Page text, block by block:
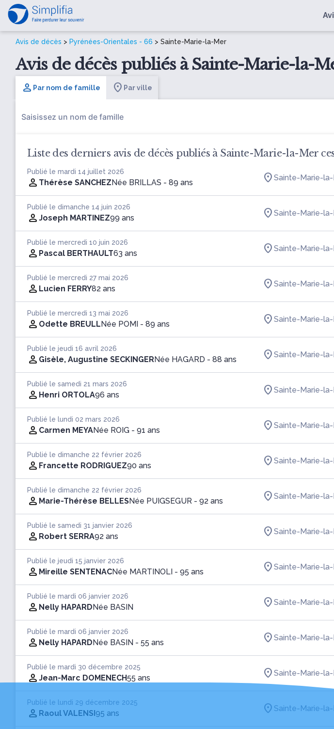
Avis de décès > Pyrénées-Orientales - 66 > Sainte-Marie-la-Mer
Avis de décès publiés à Sainte-Marie-la-
Par nom de famille Par ville
Liste des derniers avis de décès publiés à Sainte-Marie-la-Mer
Publié le mardi 14 juillet 2026
Thérèse SANCHEZNée BRILLAS - 89 ans
Sainte-Marie-
Publié le dimanche 14 juin 2026
Joseph MARTINEZ99 ans
Sainte-Marie-
Publié le mercredi 10 juin 2026
Pascal BERTHAULT63 ans
Sainte-Marie-
Publié le mercredi 27 mai 2026
Lucien FERRY82 ans
Sainte-Marie-
Publié le mercredi 13 mai 2026
Odette BREULLNée POMI - 89 ans
Sainte-Marie-
Publié le jeudi 16 avril 2026
Gisèle, Augustine SECKINGERNée HAGARD - 88 ans
Sainte-Marie-
Publié le samedi 21 mars 2026
Henri ORTOLA96 ans
Sainte-Marie-
Publié le lundi 02 mars 2026
Carmen MEYANée ROIG - 91 ans
Sainte-Marie-
Publié le dimanche 22 février 2026
Francette RODRIGUEZ90 ans
Sainte-Marie-
Publié le dimanche 22 février 2026
Marie-Thérèse BELLESNée PUIGSEGUR - 92 ans
Sainte-Marie-
Publié le samedi 31 janvier 2026
Robert SERRA92 ans
Sainte-Marie-
Publié le jeudi 15 janvier 2026
Mireille SENTENACNée MARTINOLI - 95 ans
Sainte-Marie-
Publié le mardi 06 janvier 2026
Nelly HAPARDNée BASIN
Sainte-Marie-
Publié le mardi 06 janvier 2026
Nelly HAPARDNée BASIN - 55 ans
Sainte-Marie-
Publié le mardi 30 décembre 2025
Jean-Marc DOMENECH55 ans
Sainte-Marie-
Publié le lundi 29 décembre 2025
Raoul VALENSI95 ans
Sainte-Marie-